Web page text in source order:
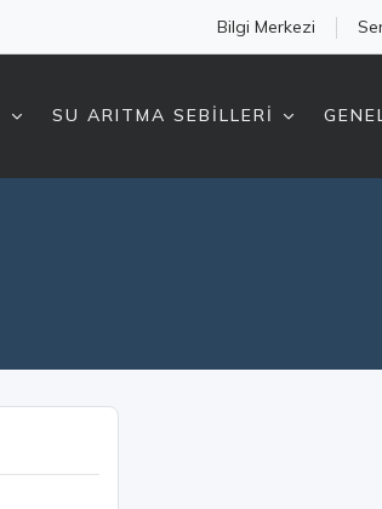
Bilgi Merkezi
SU ARITMA SEBİLLERİ